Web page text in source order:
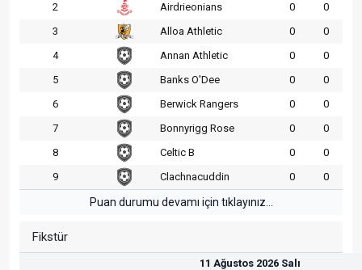
2
Airdrieonians 0
0
3
Alloa Athletic 0
0
4
Annan Athletic 0
0
5
Banks O'Dee 0
0
6
Berwick Rangers 0
0
7
Bonnyrigg Rose 0
0
8
Celtic B 0
0
9
Clachnacuddin 0 0
Puan durumu devamı için tıklayınız...
Fikstür
11 Ağustos 2026 Salı